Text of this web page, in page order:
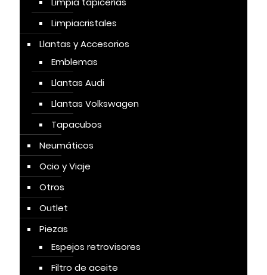
Limpiacristales
Llantas y Accesorios
Emblemas
Llantas Audi
Llantas Volkswagen
Tapacubos
Neumáticos
Ocio y Viaje
Otros
Outlet
Piezas
Espejos retrovisores
Filtro de aceite